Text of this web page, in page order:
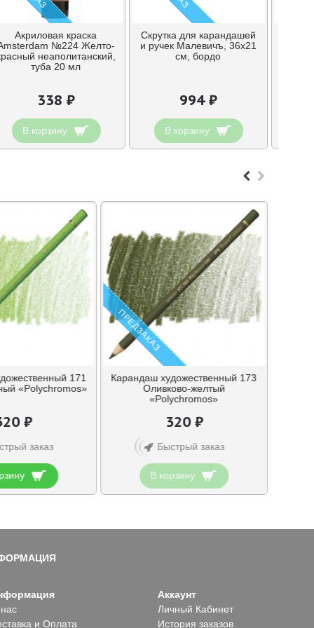
Акриловая краска
№224 Желто-
неаполитанский,
туба 20 мл
338 ₽
В корзину
Скрутка для карандашей
и ручек Малевичъ, 36х21
см, бордо
994 ₽
В корзину
171
«Polychromos»
₽
заказ
ПРЕДЗАКАЗ
Карандаш художественный 173
Оливково-желтый
«Polychromos»
320 ₽
Быстрый заказ
В корзину
и Оплата
Аккаунт
Личный Кабинет
История заказов